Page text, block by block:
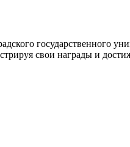
государственного
свои награды и